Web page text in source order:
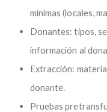
mínimas (locales,
Donantes: tipos,
información al
Extracción:
donante.
Pruebas